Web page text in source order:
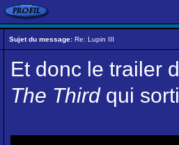
Sujet du message: Re: Lupin III
Et donc le trailer
The Thirdqui